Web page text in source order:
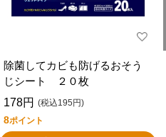
除菌してカビも防げるおそう
じシート ２０枚
178円 (税込195円)
8ポイント